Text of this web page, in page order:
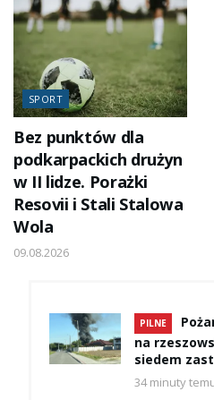
SPORT
Bez punktów dla
podkarpackich drużyn
w II lidze. Porażki
Resovii i Stali Stalowa
Wola
09.08.2026
PILNE
na
siedem
34 minuty